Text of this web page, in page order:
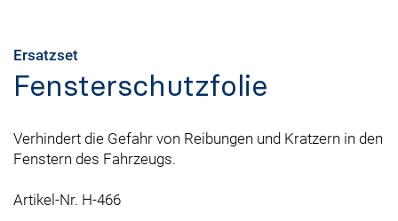
Ersatzset
Fensterschutzfolie
Verhindert die Gefahr von Reibungen und Kratzern in den
Fenstern des Fahrzeugs.
Artikel-Nr. H-466